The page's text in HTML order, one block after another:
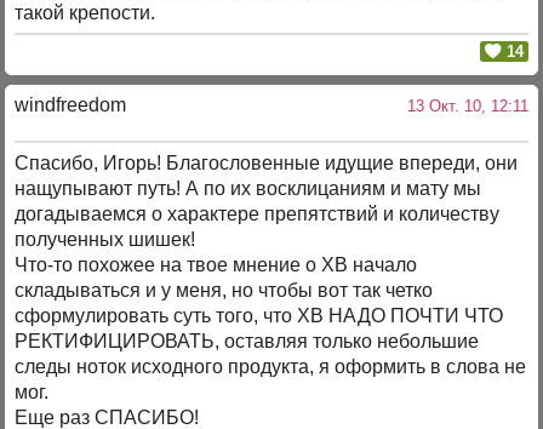
такой крепости.
14
windfreedom 13 Окт. 10, 12:11
Спасибо, Игорь! Благословенные идущие впереди, они
нащупывают путь! А по их восклицаниям и мату мы
догадываемся о характере препятствий и количеству
полученных шишек!
Что-то похожее на твое мнение о ХВ начало
складываться и у меня, но чтобы вот так четко
сформулировать суть того, что ХВ НАДО ПОЧТИ ЧТО
РЕКТИФИЦИРОВАТЬ, оставляя только небольшие
следы ноток исходного продукта, я оформить в слова не
мог.
Еще раз СПАСИБО!